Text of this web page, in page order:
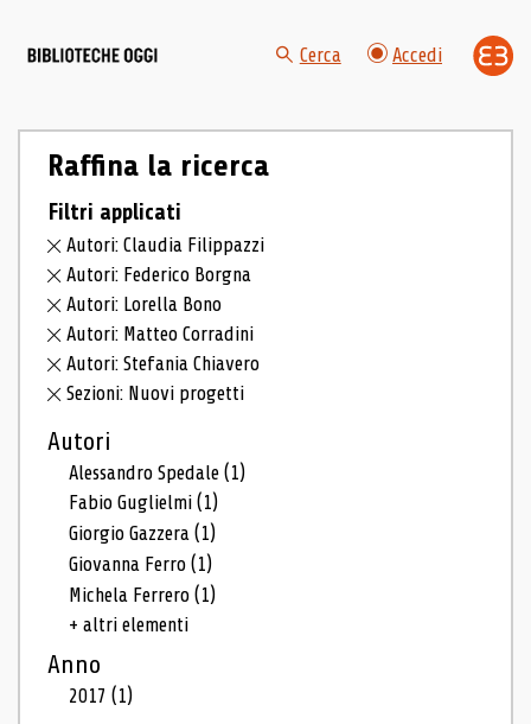
Cerca Accedi
Raffina la ricerca
Filtri applicati
Autori: Claudia Filippazzi
Autori: Federico Borgna
Autori: Lorella Bono
Autori: Matteo Corradini
Autori: Stefania Chiavero
Sezioni: Nuovi progetti
Autori
Alessandro Spedale(1)
Fabio Guglielmi(1)
Giorgio Gazzera(1)
Giovanna Ferro(1)
Michela Ferrero(1)
+ altri elementi
Anno
2017(1)